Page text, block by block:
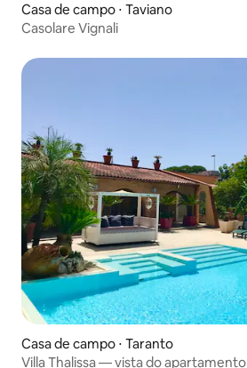
Casa de campo ⋅ Taviano
Casolare Vignali
Casa de campo ⋅ Taranto
Villa Thalissa — vista do apartamento